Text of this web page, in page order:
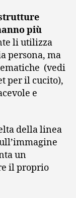
più
li utilizza
persona, ma
(vedi
per il cucito),
e
della linea
un
il proprio